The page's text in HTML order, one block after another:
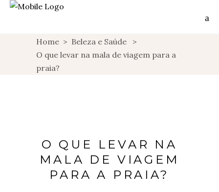
Home > Beleza e Saúde
>
O que levar na mala de viagem para a
praia?
O QUE LEVAR NA
MALA DE VIAGEM
PARA A PRAIA?